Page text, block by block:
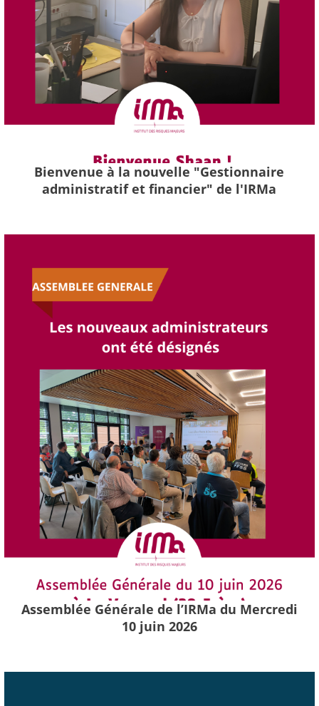
Bienvenue à la nouvelle "Gestionnaire
administratif et financier" de l'IRMa
Assemblée Générale de l’IRMa du Mercredi
10 juin 2026